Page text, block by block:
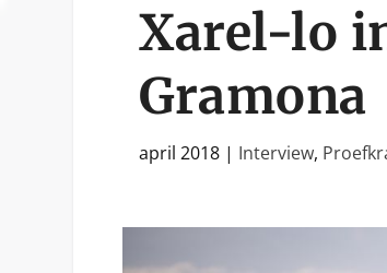
Xarel-lo
Gramona
april 2018 | Interview,